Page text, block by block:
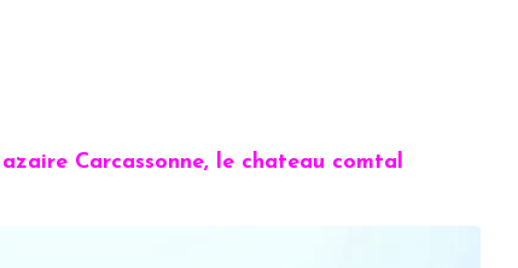
Carcassonne, le chateau comtal